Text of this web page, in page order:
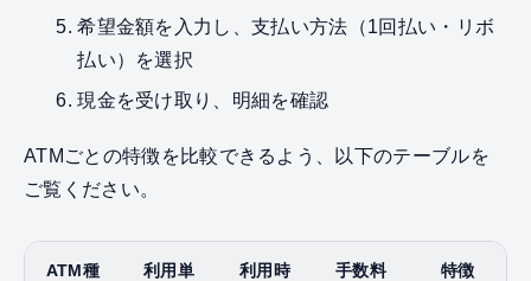
希望金額を入力し、支払い方法（1回払い・リボ
払い）を選択
現金を受け取り、明細を確認
ATMごとの特徴を比較できるよう、以下のテーブルを
ご覧ください。
ATM種
利用単
利用時
手数料 特徴